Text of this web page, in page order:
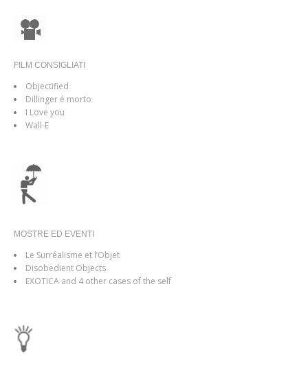
FILM CONSIGLIATI
Objectified
Dillinger é morto
I Love you
Wall-E
MOSTRE ED EVENTI
Le Surréalisme et l’Objet
Disobedient Objects
EXOTICA and 4 other cases of the self